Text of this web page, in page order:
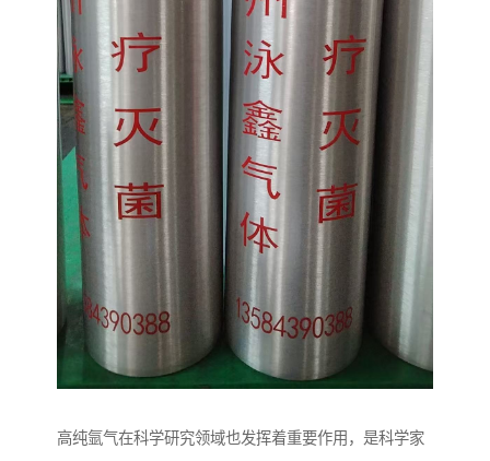
高纯氩气在科学研究领域也发挥着重要作用，是科学家